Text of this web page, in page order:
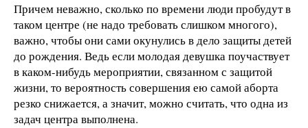
Причем неважно, сколько по времени люди пробудут в
таком центре (не надо требовать слишком многого),
важно, чтобы они сами окунулись в дело защиты детей
до рождения. Ведь если молодая девушка поучаствует
в каком-нибудь мероприятии, связанном с защитой
жизни, то вероятность совершения ею самой аборта
резко снижается, а значит, можно считать, что одна из
задач центра выполнена.